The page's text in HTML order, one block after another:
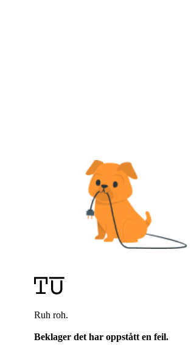
Ruh roh.
Beklager det har oppstått en feil.